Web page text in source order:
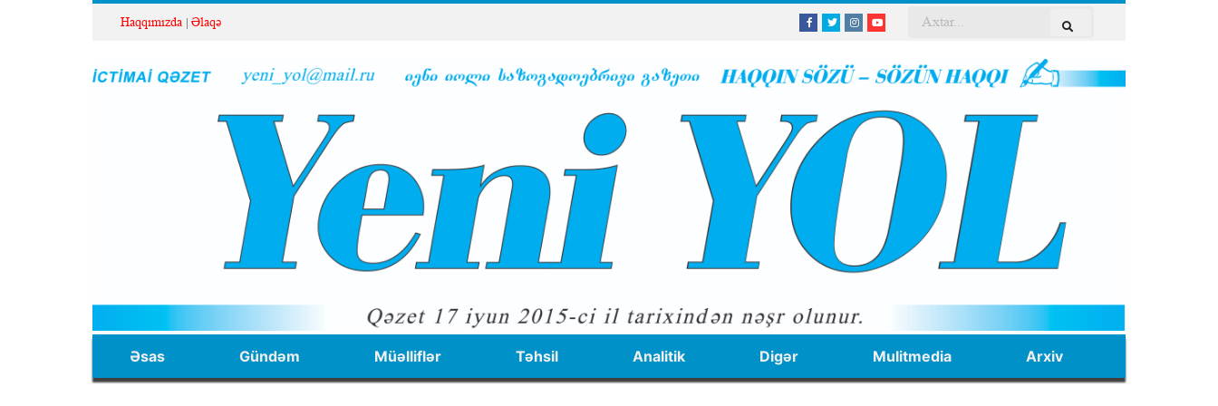
Haqqımızda Əlaqə
Əsas Gündəm Müəlliflər Təhsil Analitik Digər Mulitmedia Arxiv